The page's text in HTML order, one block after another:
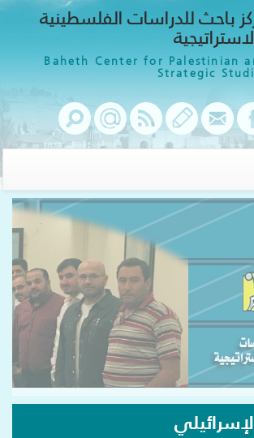
باحث للدراسات الفلسطينية
Baheth Center for Palestinian
Strategic